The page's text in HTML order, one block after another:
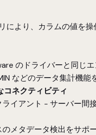
より、カラムの値を
のドライバーと同じ
などのデータ集計機能
コネクティビティ
イアント - サーバー間
メタデータ検出をサポ